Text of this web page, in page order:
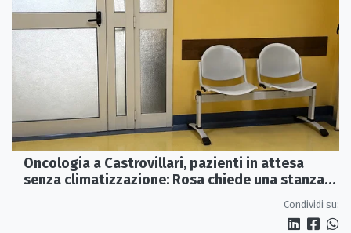
Oncologia a Castrovillari, pazienti in attesa
senza climatizzazione: Rosa chiede una stanza
Condividi su: